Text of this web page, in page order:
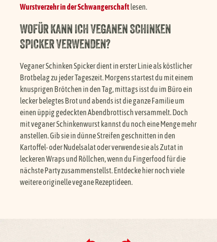
Wurstverzehr in der Schwangerschaft lesen.
WOFÜR KANN ICH VEGANEN SCHINKEN
SPICKER VERWENDEN?
Veganer Schinken Spicker dient in erster Linie als köstlicher
Brotbelag zu jeder Tageszeit. Morgens startest du mit einem
knusprigen Brötchen in den Tag, mittags isst du im Büro ein
lecker belegtes Brot und abends ist die ganze Familie um
einen üppig gedeckten Abendbrottisch versammelt. Doch
mit veganer Schinkenwurst kannst du noch eine Menge mehr
anstellen. Gib sie in dünne Streifen geschnitten in den
Kartoffel- oder Nudelsalat oder verwende sie als Zutat in
leckeren Wraps und Röllchen, wenn du Fingerfood für die
nächste Party zusammenstellst. Entdecke hier noch viele
weitere originelle vegane Rezeptideen.